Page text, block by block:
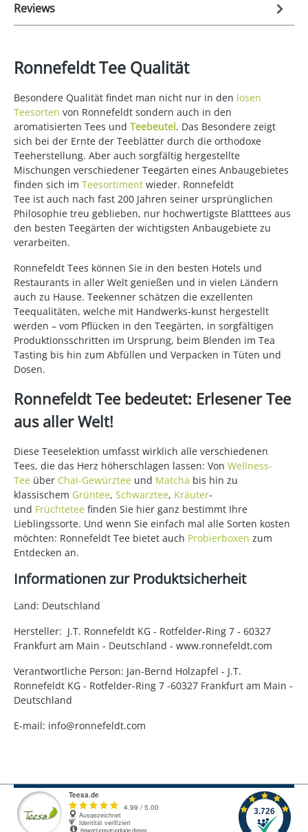
Reviews
Ronnefeldt Tee Qualität
Besondere Qualität findet man nicht nur in den losen
Teesorten von Ronnefeldt sondern auch in den
aromatisierten Tees und Teebeutel. Das Besondere zeigt
sich bei der Ernte der Teeblätter durch die orthodoxe
Teeherstellung. Aber auch sorgfältig hergestellte
Mischungen verschiedener Teegärten eines Anbaugebietes
finden sich im Teesortiment wieder. Ronnefeldt
Tee ist auch nach fast 200 Jahren seiner ursprünglichen
Philosophie treu geblieben, nur hochwertigste Blatttees aus
den besten Teegärten der wichtigsten Anbaugebiete zu
verarbeiten.
Ronnefeldt Tees können Sie in den besten Hotels und
Restaurants in aller Welt genießen und in vielen Ländern
auch zu Hause. Teekenner schätzen die exzellenten
Teequalitäten, welche mit Handwerks-kunst hergestellt
werden – vom Pflücken in den Teegärten, in sorgfältigen
Produktionsschritten im Ursprung, beim Blenden im Tea
Tasting bis hin zum Abfüllen und Verpacken in Tüten und
Dosen.
Ronnefeldt Tee bedeutet: Erlesener Tee
aus aller Welt!
Diese Teeselektion umfasst wirklich alle verschiedenen
Tees, die das Herz höherschlagen lassen: Von Wellness-
Tee über Chai-Gewürztee und Matcha bis hin zu
klassischem Grüntee, Schwarztee, Kräuter-
und Früchtetee finden Sie hier ganz bestimmt Ihre
Lieblingssorte. Und wenn Sie einfach mal alle Sorten kosten
möchten: Ronnefeldt Tee bietet auch Probierboxen zum
Entdecken an.
Informationen zur Produktsicherheit
Land: Deutschland
Hersteller: J.T. Ronnefeldt KG - Rotfelder-Ring 7 - 60327
Frankfurt am Main - Deutschland - www.ronnefeldt.com
Verantwortliche Person: Jan-Bernd Holzapfel - J.T.
Ronnefeldt KG - Rotfelder-Ring 7 -60327 Frankfurt am Main -
Deutschland
E-mail: info@ronnefeldt.com